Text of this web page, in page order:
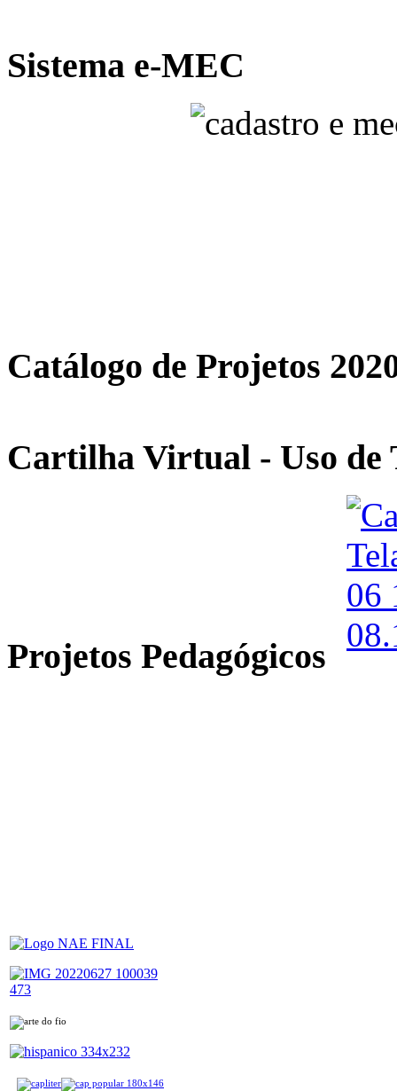
Sistema e-MEC
Catálogo de Projetos
Cartilha Virtual - Uso de
Projetos Pedagógicos